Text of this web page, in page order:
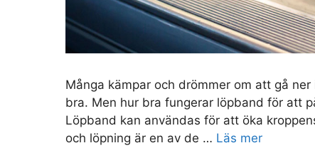
Många kämpar och drömmer om att gå
bra. Men hur bra fungerar löpband för att
Löpband kan användas för att öka
och löpning är en av de … Läs mer